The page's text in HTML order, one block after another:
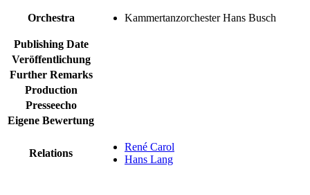
Orchestra Kammertanzorchester Hans Busch
Publishing Date
Veröffentlichung
Further Remarks
Production
Presseecho
Eigene Bewertung
Relations
René Carol
Hans Lang